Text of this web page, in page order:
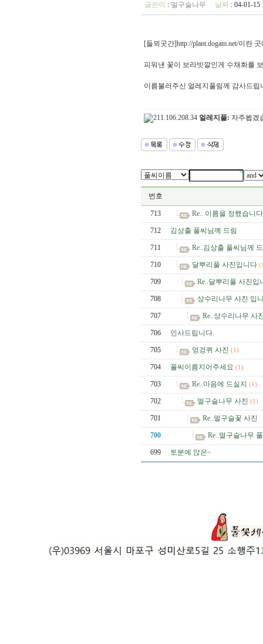
글쓴이 : 멀구슬나무 날짜: 04-01-
[들뫼곳간]http://plant.dogam.net/이란
피워낸 꽃이 보라빗깔인게 수채화를
이름불러주신 얼레지풀림께 감사드
얼레지풀: 자주뵙겠
번호
713 Re.. 이름을 정했습니다
712 김상출 풀씨님께 드림
711 Re..김상출 풀씨님께
710 달뿌리풀 사진입니다
709 Re..달뿌리풀 사진입
708 상수리나무 사진 입
707 Re..상수리나무 사
706 인사드립니다.
705 엉겅퀴 사진 (1)
704 풀씨이름지어주세요 (1)
703 Re..마음에 드실지 (1)
702 멀구슬나무 사진 (1)
701 Re..멀구슬꽃 사진
700 Re..멀구슬나무
699 토분에 앉은~